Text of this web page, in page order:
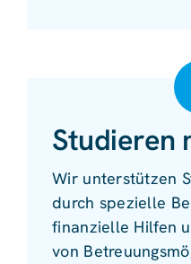
Studieren
Wir unterstützen
durch spezielle
finanzielle Hilfen
von